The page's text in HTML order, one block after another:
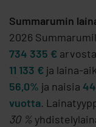
Summarumin
2026
734 335 €
11 133 € ja laina-
56,0% ja naisia
vuotta.
30 %